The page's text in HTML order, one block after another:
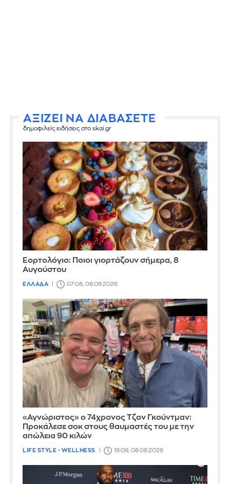
ΑΞΙΖΕΙ ΝΑ ΔΙΑΒΑΣΕΤΕ
δημοφιλείς ειδήσεις στο skai.gr
Εορτολόγιο: Ποιοι γιορτάζουν σήμερα, 8
Αυγούστου
ΕΛΛΑΔΑ 07:08, 08.08.2026
«Αγνώριστος» ο 74χρονος Τζον Γκούντμαν:
Προκάλεσε σοκ στους θαυμαστές του με την
απώλεια 90 κιλών
LIFE STYLE - WELLNESS 18:09, 08.08.2026